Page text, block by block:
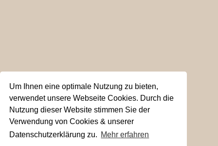
Um Ihnen eine optimale Nutzung zu bieten,
verwendet unsere Webseite Cookies. Durch die
Nutzung dieser Website stimmen Sie der
Verwendung von Cookies & unserer
Datenschutzerklärung zu. Mehr erfahren